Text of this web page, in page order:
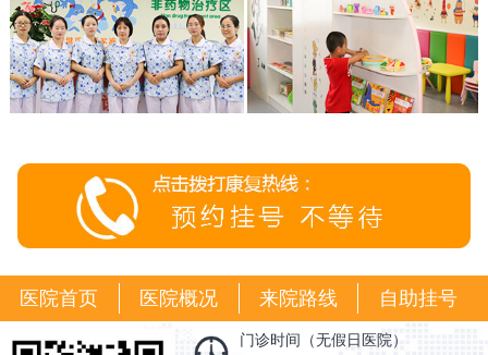
医院首页 医院概况 来院路线 自助挂号
门诊时间（无假日医院）